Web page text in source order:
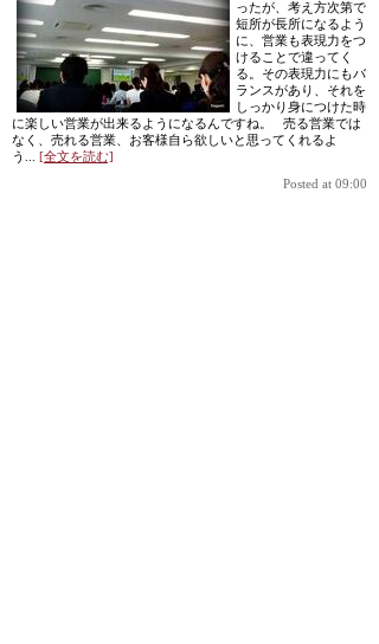
ったが、考え方次第で
短所が長所になるよう
に、営業も表現力をつ
けることで違ってく
る。その表現力にもバ
ランスがあり、それを
しっかり身につけた時
に楽しい営業が出来るようになるんですね。 売る営業では
なく、売れる営業、お客様自ら欲しいと思ってくれるよ
う...
[全文を読む]
Posted at 09:00